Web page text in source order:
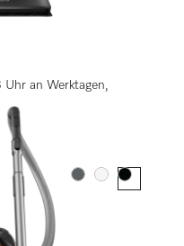
Uhr an Werktagen,
Farbe:Farbe:Farbe: